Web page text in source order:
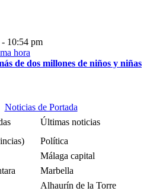
10:54 pm
de dos millones de niños y niñas
Noticias de Portada
Últimas noticias
Política
Málaga capital
Marbella
Alhaurín de la Torre